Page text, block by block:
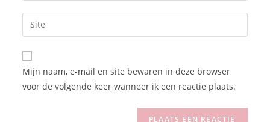
Mijn naam, e-mail en site bewaren in deze browser
voor de volgende keer wanneer ik een reactie plaats.